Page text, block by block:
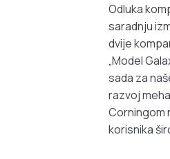
Odluka
saradnju
dvije
„Model
sada za
razvoj
Corningom
korisnika